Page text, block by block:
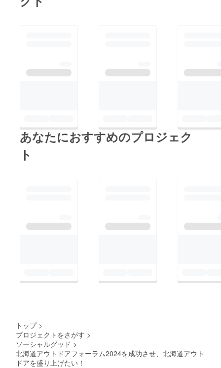
あなたにおすすめのプロジェク
ト
トップ >
プロジェクトをさがす >
ソーシャルグッド >
北海道アウトドアフォーラム2024を成功させ、北海道アウト
ドアを盛り上げたい！